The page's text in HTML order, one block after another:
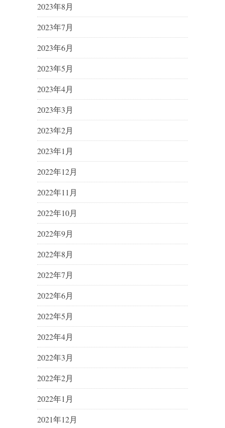
2023年8月
2023年7月
2023年6月
2023年5月
2023年4月
2023年3月
2023年2月
2023年1月
2022年12月
2022年11月
2022年10月
2022年9月
2022年8月
2022年7月
2022年6月
2022年5月
2022年4月
2022年3月
2022年2月
2022年1月
2021年12月